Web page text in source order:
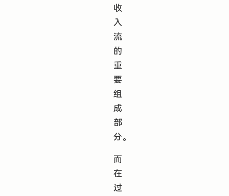
收
入
流
的
重
要
组
成
部
分。
而
在
过